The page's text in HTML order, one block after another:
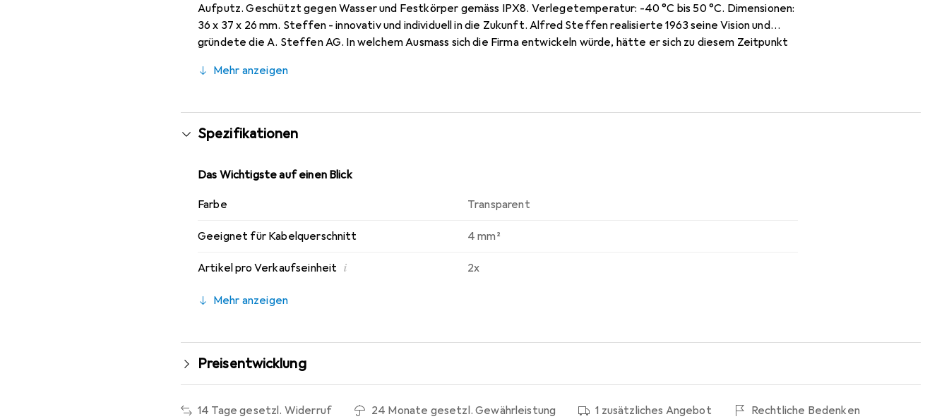
Aufputz. Geschützt gegen Wasser und Festkörper gemäss IPX8. Verlegetemperatur: -40 °C bis 50 °C. Dimensionen:
36 x 37 x 26 mm. Steffen - innovativ und individuell in die Zukunft. Alfred Steffen realisierte 1963 seine Vision und
gründete die A. Steffen AG. In welchem Ausmass sich die Firma entwickeln würde, hätte er sich zu diesem Zeitpunkt
Einmann-Firma zur Familien-AG heran. Der erste Umzug 1972 von Würenlos nach Spreitenbach (Härdli-West) und der
ISO-Zertifizierung 1997 waren weitere wichtige Schritte. Die Anbindung an die B2B-Plattform nexMart 2012 als
erstes Unternehmen im Elektrohandel zeigt Mut zur Veränderung - eine Stärke, welche die Firma seit Anbeginn
begleitet.
Mehr anzeigen
Spezifikationen
Das Wichtigste auf einen Blick
Farbe Transparent
Geeignet für Kabelquerschnitt 4 mm²
Artikel pro Verkaufseinheit i 2x
Mehr anzeigen
Preisentwicklung
14 Tage gesetzl. Widerruf
24 Monate gesetzl. Gewährleistung
1 zusätzliches Angebot
Rechtliche Bedenken